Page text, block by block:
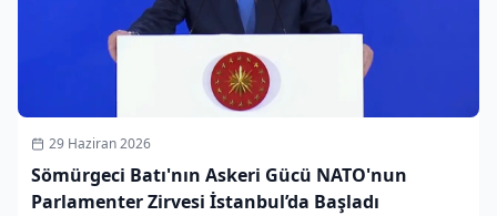
29 Haziran 2026
Sömürgeci Batı'nın Askeri Gücü NATO'nun
Parlamenter Zirvesi İstanbul’da Başladı